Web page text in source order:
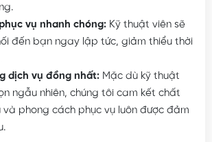
vụ nhanh chóng:Kỹ thuật viên sẽ
đến bạn ngay lập tức, giảm thiểu thời
dịch vụ đồng nhất:Mặc dù kỹ thuật
ngẫu nhiên, chúng tôi cam kết chất
và phong cách phục vụ luôn được đảm